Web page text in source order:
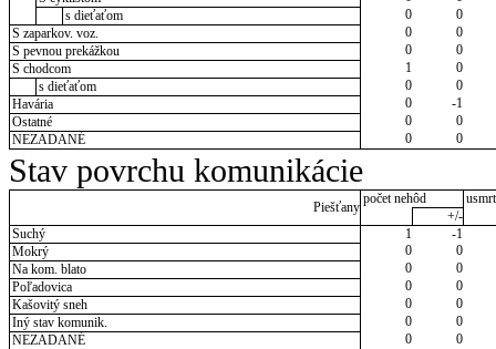
s dieťaťom
0
0
S zaparkov. voz.
0
0
S pevnou prekážkou
0
0
S chodcom
1
0
s dieťaťom
0
0
Havária
0
-1
Ostatné
0
0
NEZADANÉ
0 0
Stav povrchu komunikácie
Piešťany
počet nehôd
+/-
Suchý
1
-1
Mokrý
0
0
Na kom. blato
0
0
Poľadovica
0
0
Kašovitý sneh
0
0
Iný stav komunik.
0
0
NEZADANÉ
0 0